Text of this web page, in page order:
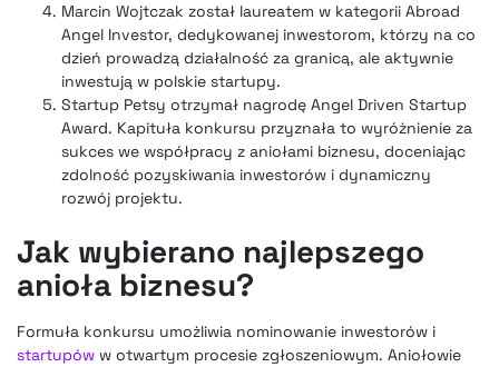
Marcin Wojtczak został laureatem w kategorii Abroad
Angel Investor, dedykowanej inwestorom, którzy na co
dzień prowadzą działalność za granicą, ale aktywnie
inwestują w polskie startupy.
Startup Petsy otrzymał nagrodę Angel Driven Startup
Award. Kapituła konkursu przyznała to wyróżnienie za
sukces we współpracy z aniołami biznesu, doceniając
zdolność pozyskiwania inwestorów i dynamiczny
rozwój projektu.
Jak wybierano najlepszego
anioła biznesu?
Formuła konkursu umożliwia nominowanie inwestorów i
startupów w otwartym procesie zgłoszeniowym. Aniołowie